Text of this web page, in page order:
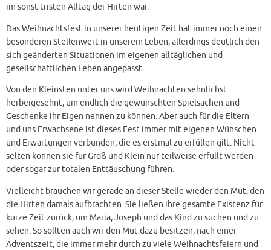
im sonst tristen Alltag der Hirten war.
Das Weihnachtsfest in unserer heutigen Zeit hat immer noch einen
besonderen Stellenwert in unserem Leben, allerdings deutlich den
sich geänderten Situationen im eigenen alltäglichen und
gesellschaftlichen Leben angepasst.
Von den Kleinsten unter uns wird Weihnachten sehnlichst
herbeigesehnt, um endlich die gewünschten Spielsachen und
Geschenke ihr Eigen nennen zu können. Aber auch für die Eltern
und uns Erwachsene ist dieses Fest immer mit eigenen Wünschen
und Erwartungen verbunden, die es erstmal zu erfüllen gilt. Nicht
selten können sie für Groß und Klein nur teilweise erfüllt werden
oder sogar zur totalen Enttäuschung führen.
Vielleicht brauchen wir gerade an dieser Stelle wieder den Mut, den
die Hirten damals aufbrachten. Sie ließen ihre gesamte Existenz für
kurze Zeit zurück, um Maria, Joseph und das Kind zu suchen und zu
sehen. So sollten auch wir den Mut dazu besitzen, nach einer
Adventszeit, die immer mehr durch zu viele Weihnachtsfeiern und